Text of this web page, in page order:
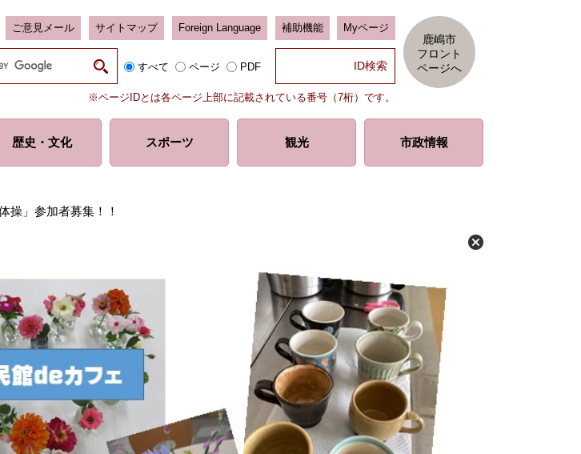
ご意見メール サイトマップ Foreign Language 補助機能 Myページ
すべて ページ PDF
※ページIDとは各ページ上部に記載されている番号（7桁）です。
鹿嶋市
フロント
ページへ
歴史・ 文化 スポーツ 観光 市政情報
操」参加者募集！！